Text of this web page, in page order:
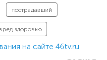
пострадавший
здоровью
на сайте 46tv.ru